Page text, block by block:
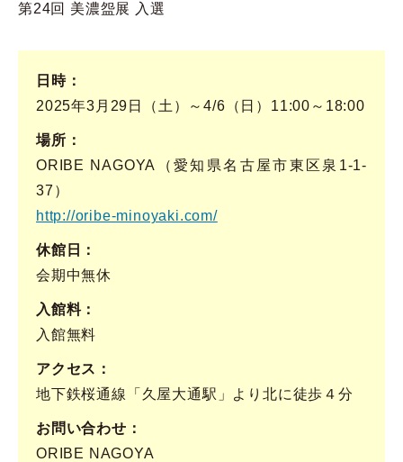
第24回 美濃盌展 入選
日時
2025年3月29日（土）～4/6（日）11:00～18:00
場所
ORIBE NAGOYA（愛知県名古屋市東区泉1-1-
37）
http://oribe-minoyaki.com/
休館日
会期中無休
入館料
入館無料
アクセス
地下鉄桜通線「久屋大通駅」より北に徒歩４分
お問い合わせ
ORIBE NAGOYA